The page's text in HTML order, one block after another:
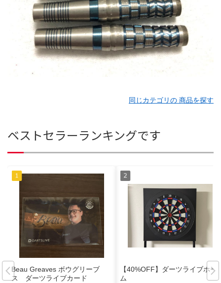
同じカテゴリの 商品を探す
ベストセラーランキングです
Beau Greaves ボウグリーブ
ス ダーツライブカード
【40%OFF】ダーツライブホー
ム